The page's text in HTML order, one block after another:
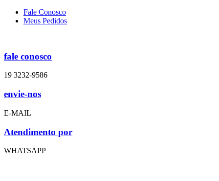
Fale Conosco
Meus Pedidos
fale conosco
19 3232-9586
envie-nos
E-MAIL
Atendimento por
WHATSAPP